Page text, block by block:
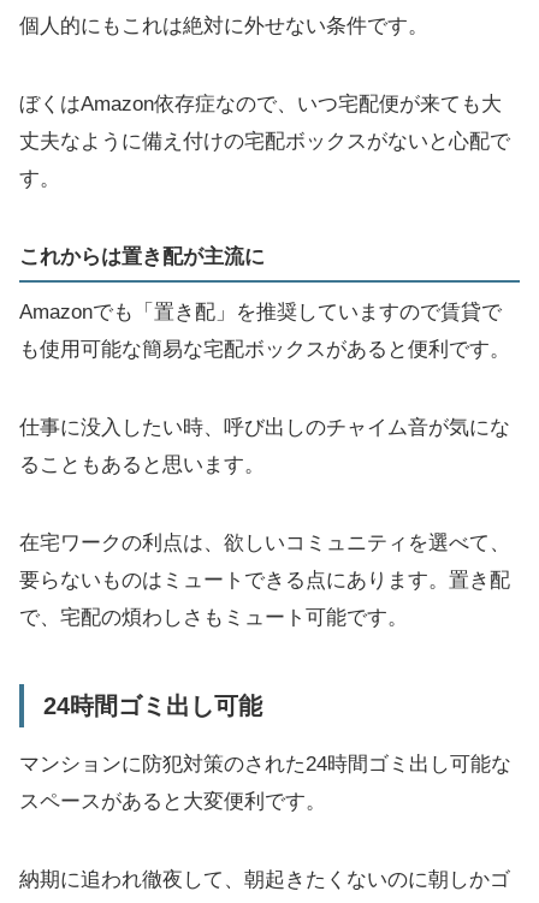
個人的にもこれは絶対に外せない条件です。
ぼくはAmazon依存症なので、いつ宅配便が来ても大
丈夫なように備え付けの宅配ボックスがないと心配で
す。
これからは置き配が主流に
Amazonでも「置き配」を推奨していますので賃貸で
も使用可能な簡易な宅配ボックスがあると便利です。
仕事に没入したい時、呼び出しのチャイム音が気にな
ることもあると思います。
在宅ワークの利点は、欲しいコミュニティを選べて、
要らないものはミュートできる点にあります。置き配
で、宅配の煩わしさもミュート可能です。
24時間ゴミ出し可能
マンションに防犯対策のされた24時間ゴミ出し可能な
スペースがあると大変便利です。
納期に追われ徹夜して、朝起きたくないのに朝しかゴ